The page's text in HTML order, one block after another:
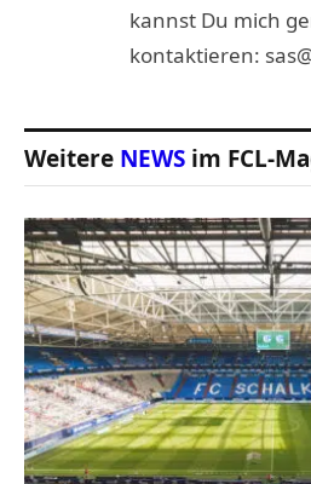
kannst Du mich
kontaktieren:
Weitere NEWS im FCL-